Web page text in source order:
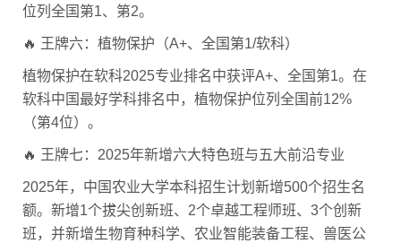
位列全国第1、第2。
🔥 王牌六：植物保护（A+、全国第1/软科）
植物保护在软科2025专业排名中获评A+、全国第1。在
软科中国最好学科排名中，植物保护位列全国前12%
（第4位）。
🔥 王牌七：2025年新增六大特色班与五大前沿专业
2025年，中国农业大学本科招生计划新增500个招生名
额。新增1个拔尖创新班、2个卓越工程师班、3个创新
班，并新增生物育种科学、农业智能装备工程、兽医公